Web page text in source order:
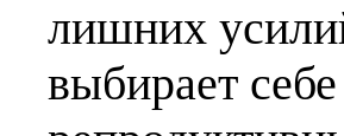
лишних
выбирает